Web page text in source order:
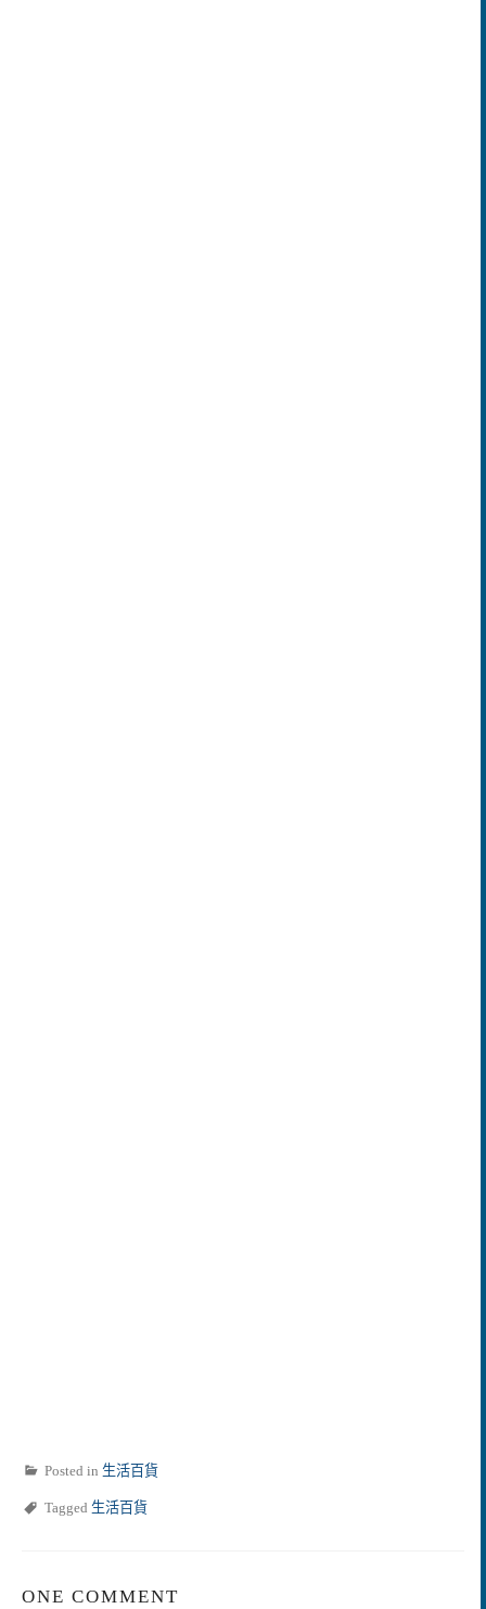
Posted in 生活百貨
Tagged 生活百貨
ONE COMMENT